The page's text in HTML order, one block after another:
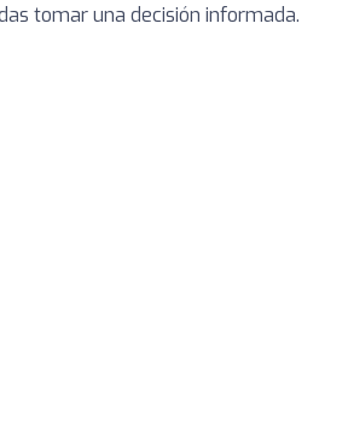
tomar una decisión informada.